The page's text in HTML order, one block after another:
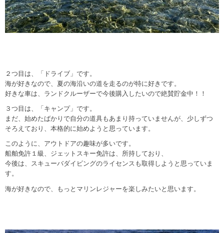
２つ目は、「ドライブ」です。
海が好きなので、夏の海沿いの道を走るのが特に好きです。
好きな車は、ランドクルーザーで今後購入したいので絶賛貯金中！！
３つ目は、「キャンプ」です。
まだ、始めたばかりで自分の道具もあまり持っていませんが、少しずつ
そろえており、本格的に始めようと思っています。
このように、アウトドアの趣味が多いです。
船舶免許１級、ジェットスキー免許は、所持しており、
今後は、スキューバダイビングのライセンスも取得しようと思っていま
す。
海が好きなので、もっとマリンレジャーを楽しみたいと思います。